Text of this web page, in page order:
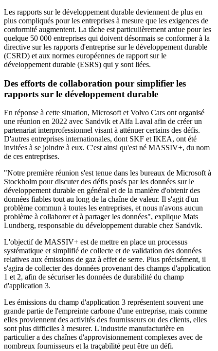
Les rapports sur le développement durable deviennent de plus en
plus compliqués pour les entreprises à mesure que les exigences de
conformité augmentent. La tâche est particulièrement ardue pour les
quelque 50 000 entreprises qui doivent désormais se conformer à la
directive sur les rapports d'entreprise sur le développement durable
(CSRD) et aux normes européennes de rapport sur le
développement durable (ESRS) qui y sont liées.
Des efforts de collaboration pour simplifier les
rapports sur le développement durable
En réponse à cette situation, Microsoft et Volvo Cars ont organisé
une réunion en 2022 avec Sandvik et Alfa Laval afin de créer un
partenariat interprofessionnel visant à atténuer certains des défis.
D'autres entreprises internationales, dont SKF et IKEA, ont été
invitées à se joindre à eux. C'est ainsi qu'est né MASSIV+, du nom
de ces entreprises.
"Notre première réunion s'est tenue dans les bureaux de Microsoft à
Stockholm pour discuter des défis posés par les données sur le
développement durable en général et de la manière d'obtenir des
données fiables tout au long de la chaîne de valeur. Il s'agit d'un
problème commun à toutes les entreprises, et nous n'avons aucun
problème à collaborer et à partager les données", explique Mats
Lundberg, responsable du développement durable chez Sandvik.
L'objectif de MASSIV+ est de mettre en place un processus
systématique et simplifié de collecte et de validation des données
relatives aux émissions de gaz à effet de serre. Plus précisément, il
s'agira de collecter des données provenant des champs d'application
1 et 2, afin de sécuriser les données de durabilité du champ
d'application 3.
Les émissions du champ d'application 3 représentent souvent une
grande partie de l'empreinte carbone d'une entreprise, mais comme
elles proviennent des activités des fournisseurs ou des clients, elles
sont plus difficiles à mesurer. L'industrie manufacturière en
particulier a des chaînes d'approvisionnement complexes avec de
nombreux fournisseurs et la traçabilité peut être un défi.